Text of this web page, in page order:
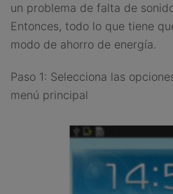
un problema de falta de
Entonces, todo lo que tiene
modo de ahorro de energía.
Paso 1: Selecciona las
menú principal